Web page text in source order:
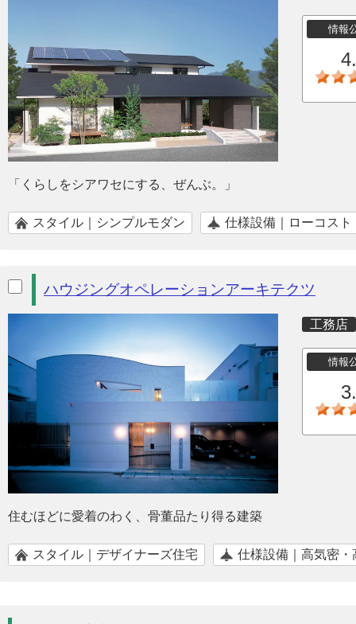
情報
「くらしをシアワセにする、ぜんぶ。」
スタイル｜シンプルモダン 仕様設備｜ローコスト
ハウジングオペレーションアーキテクツ
工務店
情報
住むほどに愛着のわく、骨董品たり得る建築
スタイル｜デザイナーズ住宅 仕様設備｜高気密・